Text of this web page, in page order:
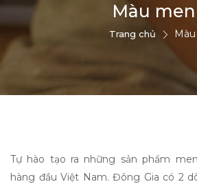
Màu men
Trang chủ
Tự hào tạo ra những sản phẩm
hàng đầu Việt Nam. Đông Gia có 2